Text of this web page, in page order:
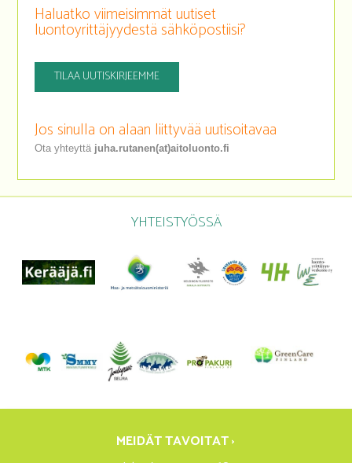
Haluatko viimeisimmät uutiset
luontoyrittäjyydestä sähköpostiisi?
TILAA UUTISKIRJEEMME
Jos sinulla on alaan liittyvää uutisoitavaa
Ota yhteyttä juha.rutanen(at)aitoluonto.fi
YHTEISTYÖSSÄ
MEIDÄT TAVOITAT ›